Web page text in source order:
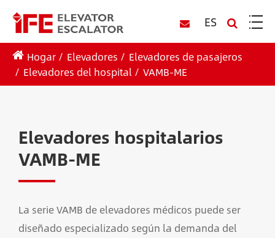
ES
Hogar Elevadores
Elevadores de pasajeros
Elevadores del hospital
VAMB-ME
Elevadores hospitalarios
VAMB-ME
La serie VAMB de elevadores médicos puede ser
diseñado especializado según la demanda del